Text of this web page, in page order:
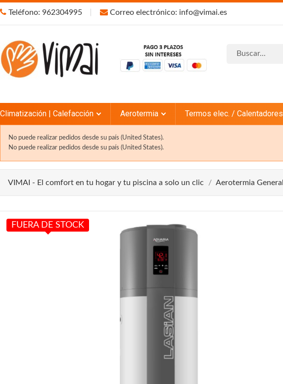
Teléfono: 962304995 Correo electrónico: info@vimai.es
Climatización | Calefacción Aerotermia Termos elec. / Calentadores
No puede realizar pedidos desde su país (United States).
No puede realizar pedidos desde su país (United States).
VIMAI - El comfort en tu hogar y tu piscina a solo un clic Aerotermia General
FUERA DE STOCK